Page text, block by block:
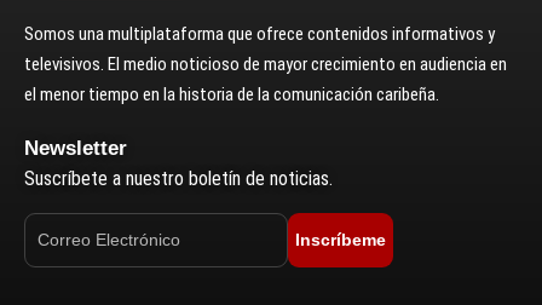
Somos una multiplataforma que ofrece contenidos informativos y
televisivos. El medio noticioso de mayor crecimiento en audiencia en
el menor tiempo en la historia de la comunicación caribeña.
Newsletter
Suscríbete a nuestro boletín de noticias.
Inscríbeme